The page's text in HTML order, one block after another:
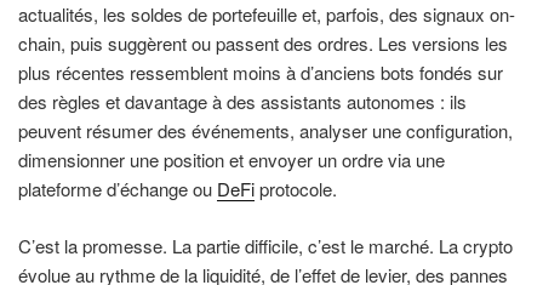
actualités, les soldes de portefeuille et, parfois, des signaux on-
chain, puis suggèrent ou passent des ordres. Les versions les
plus récentes ressemblent moins à d’anciens bots fondés sur
des règles et davantage à des assistants autonomes : ils
peuvent résumer des événements, analyser une configuration,
dimensionner une position et envoyer un ordre via une
plateforme d’échange ou DeFiprotocole.
C’est la promesse. La partie difficile, c’est le marché. La crypto
évolue au rythme de la liquidité, de l’effet de levier, des pannes